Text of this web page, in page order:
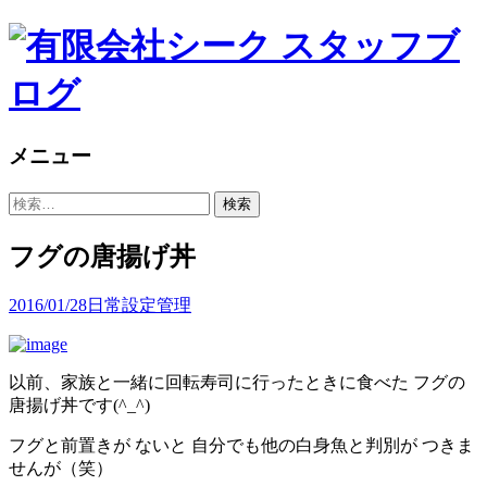
メニュー
コ
テ
ン
へ
ス
ッ
プ
検
フグの唐揚げ丼
2016/01/28日常設定管理
以前、家族と一緒に回転寿司に行ったときに食べた フグの
唐揚げ丼です(^_^)
フグと前置きが ないと 自分でも他の白身魚と判別が つきま
せんが（笑）